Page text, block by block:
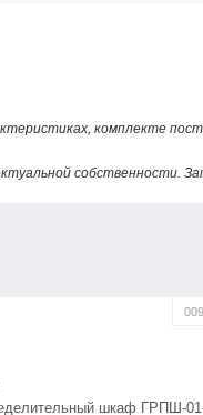
комплекте
собственности.
шкаф ГРПШ-